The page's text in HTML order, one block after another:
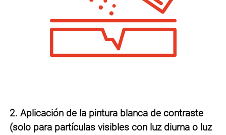
2. Aplicación de la pintura blanca de contraste
(solo para partículas visibles con luz diurna o luz